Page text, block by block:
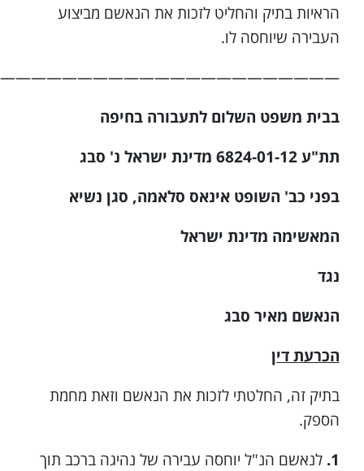
הראיות בתיק והחליט לזכות את הנאשם מביצוע
העבירה שיוחסה לו.
בבית משפט השלום לתעבורה בחיפה
תת"ע 6824-01-12 מדינת ישראל נ' סבג
בפני כב' השופט אינאס סלאמה, סגן נשיא
המאשימה מדינת ישראל
נגד
הנאשם מאיר סבג
הכרעת דין
בתיק זה, החלטתי לזכות את הנאשם וזאת מחמת
הספק.
1. לנאשם הנ"ל יוחסה עבירה של נהיגה ברכב תוך